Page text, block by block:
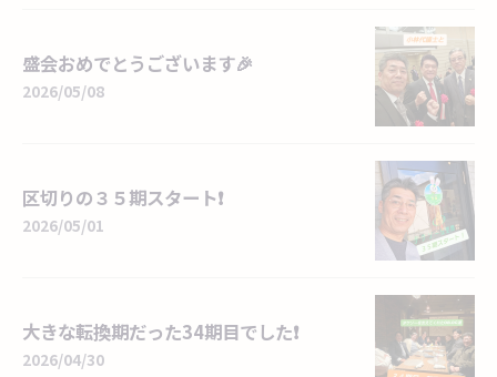
盛会おめでとうございます🎉
2026/05/08
区切りの３５期スタート❗
2026/05/01
大きな転換期だった34期目でした❗
2026/04/30